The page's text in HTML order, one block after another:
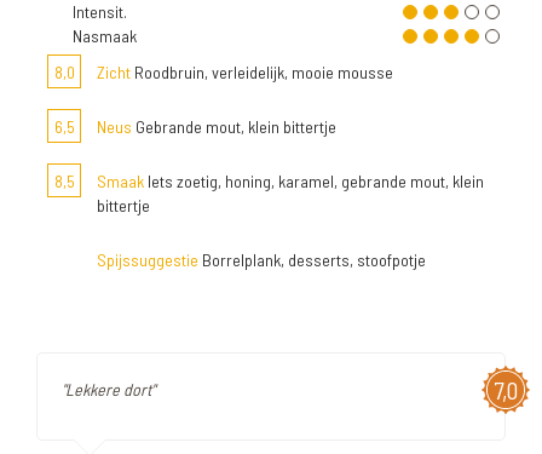
Intensit.
Nasmaak
8,0
Zicht Roodbruin, verleidelijk, mooie mousse
6,5 Neus Gebrande mout, klein bittertje
8,5 Smaak Iets zoetig, honing, karamel, gebrande mout, klein
bittertje
Spijssuggestie Borrelplank, desserts, stoofpotje
7,0
"Lekkere dort"